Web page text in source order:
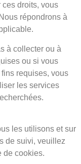
droits, vous
répondrons à
à collecter ou à
ou si vous
requises, vous
les services
les utilisons et sur
de suivi, veuillez
de cookies.